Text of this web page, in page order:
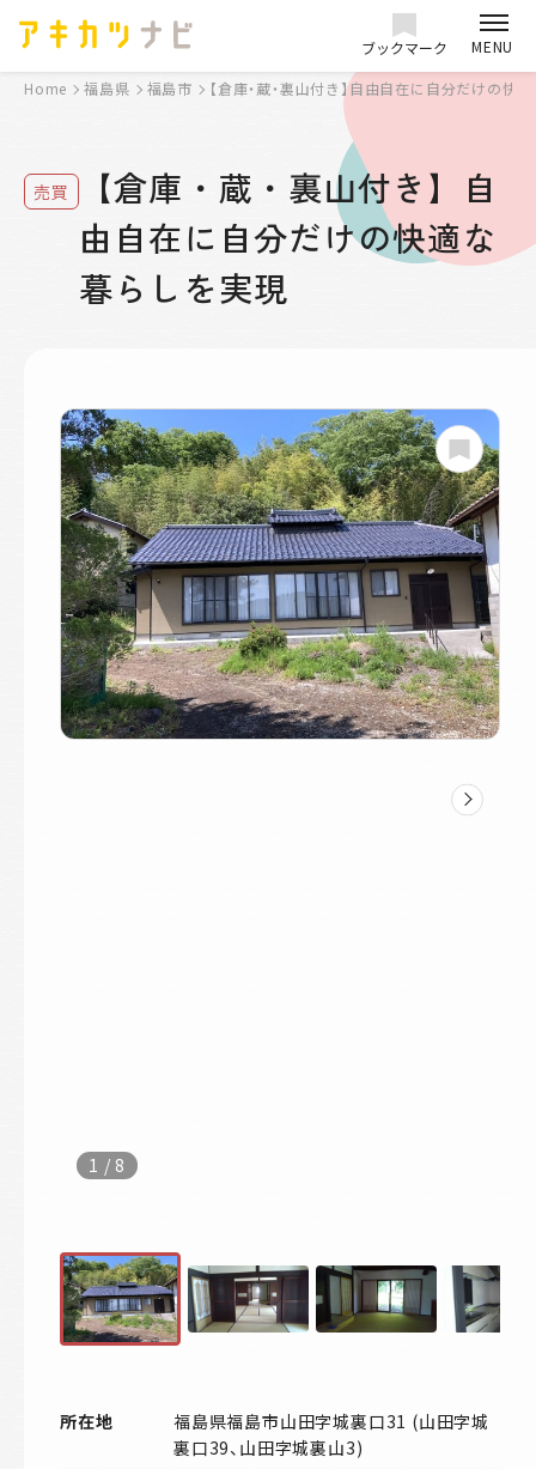
ブックマーク MENU
Home 福島県 福島市 【倉庫・蔵・裏山付き】自由自在に自分だけの快
売買
【倉庫・蔵・裏山付き】自
由自在に自分だけの快適な
暮らしを実現
1 / 8
所在地
福島県福島市山田字城裏口31 (山田字城
裏口39、山田字城裏山3)